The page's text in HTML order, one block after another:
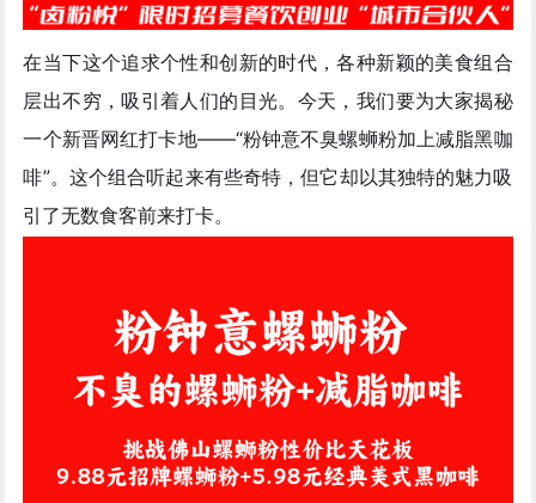
在当下这个追求个性和创新的时代，各种新颖的美食组合
层出不穷，吸引着人们的目光。今天，我们要为大家揭秘
一个新晋网红打卡地——“粉钟意不臭螺蛳粉加上减脂黑咖
啡”。这个组合听起来有些奇特，但它却以其独特的魅力吸
引了无数食客前来打卡。